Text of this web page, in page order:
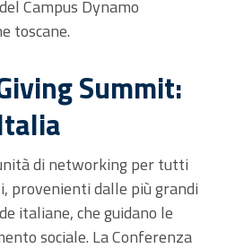
Campus Dynamo
toscane.
Summit:
di networking per tutti
provenienti dalle più grandi
italiane, che guidano le
sociale. La Conferenza